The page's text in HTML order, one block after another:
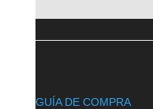
GUÍA DE COMPRA